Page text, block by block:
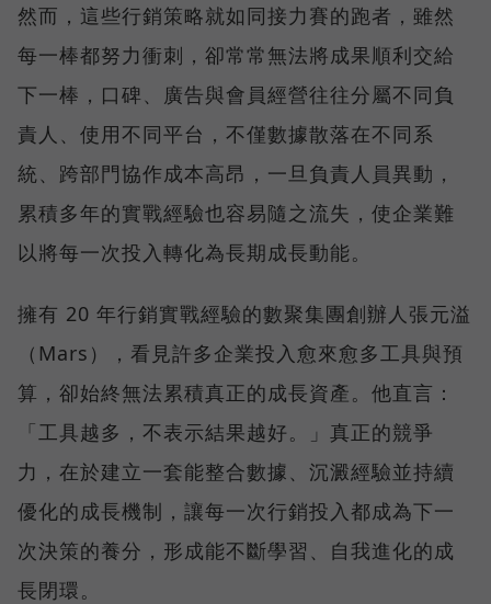
然而，這些行銷策略就如同接力賽的跑者，雖然
每一棒都努力衝刺，卻常常無法將成果順利交給
下一棒，口碑、廣告與會員經營往往分屬不同負
責人、使用不同平台，不僅數據散落在不同系
統、跨部門協作成本高昂，一旦負責人員異動，
累積多年的實戰經驗也容易隨之流失，使企業難
以將每一次投入轉化為長期成長動能。
擁有 20 年行銷實戰經驗的數聚集團創辦人張元溢
（Mars），看見許多企業投入愈來愈多工具與預
算，卻始終無法累積真正的成長資產。他直言：
「工具越多，不表示結果越好。」真正的競爭
力，在於建立一套能整合數據、沉澱經驗並持續
優化的成長機制，讓每一次行銷投入都成為下一
次決策的養分，形成能不斷學習、自我進化的成
長閉環。